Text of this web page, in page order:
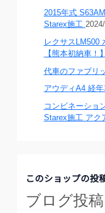
2015年式
Starex施工
レクサスLM500
【熊本初納車！】
代車のファブリ
アウディA4 経
コンビネーショ
Starex施工 アク
このショップの投
ブログ投稿